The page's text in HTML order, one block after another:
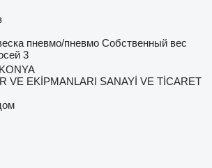
пневмо/пневмо Собственный вес
3
VE EKİPMANLARI SANAYİ VE TİCARET